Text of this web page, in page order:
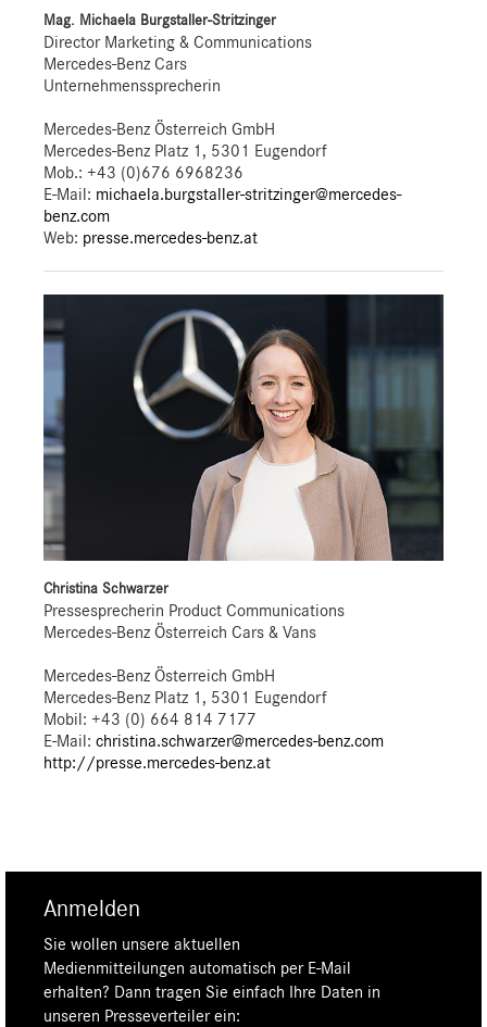
Mag. Michaela Burgstaller-Stritzinger
Director Marketing & Communications
Mercedes-Benz Cars
Unternehmenssprecherin
Mercedes-Benz Österreich GmbH
Mercedes-Benz Platz 1, 5301 Eugendorf
Mob.: +43 (0)676 6968236
E-Mail: michaela.burgstaller-stritzinger@mercedes-
benz.com
Web: presse.mercedes-benz.at
Christina Schwarzer
Pressesprecherin Product Communications
Mercedes-Benz Österreich Cars & Vans
Mercedes-Benz Österreich GmbH
Mercedes-Benz Platz 1, 5301 Eugendorf
Mobil: +43 (0) 664 814 7177
E-Mail: christina.schwarzer@mercedes-benz.com
http://presse.mercedes-benz.at
Anmelden
Sie wollen unsere aktuellen
Medienmitteilungen automatisch per E-Mail
erhalten? Dann tragen Sie einfach Ihre Daten in
unseren Presseverteiler ein: